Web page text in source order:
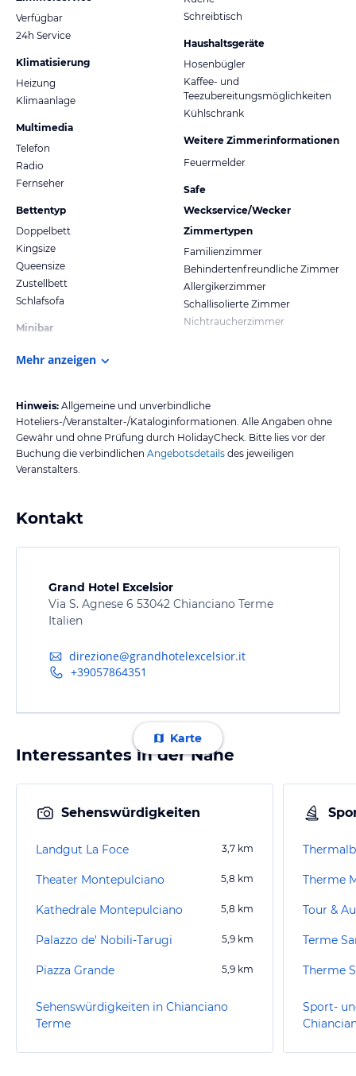
Verfügbar
24h Service
Klimatisierung
Heizung
Klimaanlage
Multimedia
Telefon
Radio
Fernseher
Bettentyp
Doppelbett
Kingsize
Queensize
Zustellbett
Schlafsofa
Minibar
Schreibtisch
Haushaltsgeräte
Hosenbügler
Kaffee- und
Teezubereitungsmöglichkeiten
Kühlschrank
Weitere Zimmerinformationen
Feuermelder
Safe
Weckservice/Wecker
Zimmertypen
Familienzimmer
Behindertenfreundliche Zimmer
Allergikerzimmer
Schallisolierte Zimmer
Nichtraucherzimmer
Mehr anzeigen
Hinweis: Allgemeine und unverbindliche
Hoteliers-/Veranstalter-/Kataloginformationen. Alle Angaben ohne
Gewähr und ohne Prüfung durch HolidayCheck. Bitte lies vor der
Buchung die verbindlichen Angebotsdetails des jeweiligen
Veranstalters.
Kontakt
Grand Hotel Excelsior
Via S. Agnese 6 53042 Chianciano Terme
Italien
direzione@grandhotelexcelsior.it
+39057864351
Karte
Interessantes in der Nähe
Sehenswürdigkeiten
Landgut La Foce 3,7 km
Theater Montepulciano 5,8 km
Kathedrale Montepulciano 5,8 km
Palazzo de' Nobili-Tarugi 5,9 km
Piazza Grande 5,9 km
Sehenswürdigkeiten in Chianciano
Terme
Therme
Tour &
Terme
Therme
Sport-